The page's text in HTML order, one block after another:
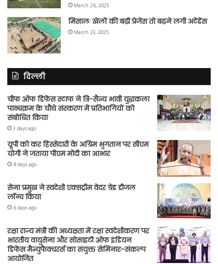
March 26, 2025
मिसालः खेलों की बढ़ी प्रेजेंस तो बढ़ने लगी अटेंडेंस
March 23, 2025
दिल्ली
चीफ ऑफ डिफेंस स्टाफ ने त्रि-सैन्य भावी युद्धकला
पाठ्यक्रम के चौथे संस्करण में प्रतिभागियों को
संबोधित किया
3 days ago
यूपी को कर हिस्सेदारी के अग्रिम भुगतान पर सीएम
योगी ने जताया पीएम मोदी का आभार
4 days ago
सेना प्रमुख ने स्वदेशी एक्सट्रीम वेदर ग्रेड डीजल
लॉन्च किया
6 days ago
रक्षा राज्य मंत्री की अध्यक्षता में रक्षा स्वदेशीकरण पर
भारतीय वायुसेना और सोसाइटी ऑफ इंडियन
डिफेंस मैन्युफैक्चरर्स का संयुक्त सेमिनार-संकल्प
आयोजित